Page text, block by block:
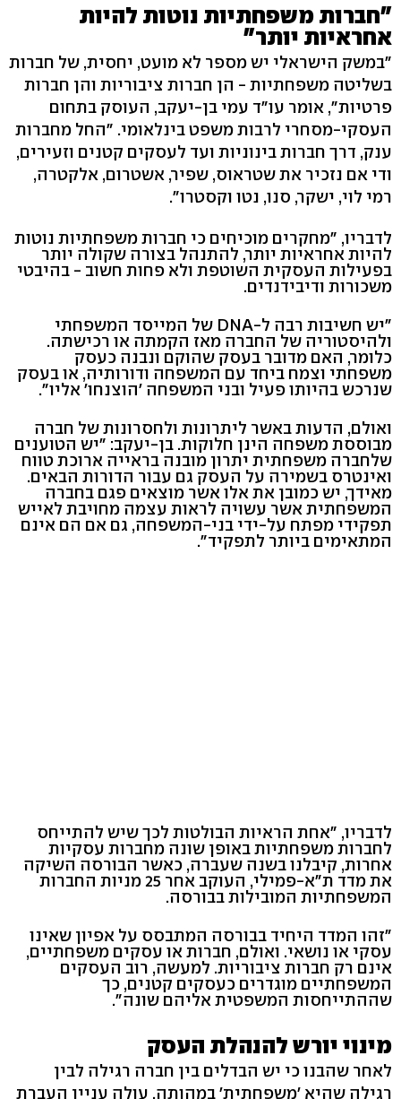
"חברות משפחתיות נוטות להיות
אחראיות יותר"
"במשק הישראלי יש מספר לא מועט, יחסית, של חברות
בשליטה משפחתיות - הן חברות ציבוריות והן חברות
פרטיות", אומר עו"ד עמי בן-יעקב, העוסק בתחום
העסקי-מסחרי לרבות משפט בינלאומי. "החל מחברות
ענק, דרך חברות בינוניות ועד לעסקים קטנים וזעירים,
ודי אם נזכיר את שטראוס, שפיר, אשטרום, אלקטרה,
רמי לוי, ישקר, סנו, נטו וקסטרו".
לדבריו, "מחקרים מוכיחים כי חברות משפחתיות נוטות
להיות אחראיות יותר, להתנהל בצורה שקולה יותר
בפעילות העסקית השוטפת ולא פחות חשוב - בהיבטי
משכורות ודיבידנדים.
"יש חשיבות רבה ל-DNA של המייסד המשפחתי
ולהיסטוריה של החברה מאז הקמתה או רכישתה.
כלומר, האם מדובר בעסק שהוקם ונבנה כעסק
משפחתי וצמח ביחד עם המשפחה ודורותיה, או בעסק
שנרכש בהיותו פעיל ובני המשפחה 'הוצנחו' אליו".
ואולם, הדעות באשר ליתרונות ולחסרונות של חברה
מבוססת משפחה הינן חלוקות. בן-יעקב: "יש הטוענים
שלחברה משפחתית יתרון מובנה בראייה ארוכת טווח
ואינטרס בשמירה על העסק גם עבור הדורות הבאים.
מאידך, יש כמובן את אלו אשר מוצאים פגם בחברה
המשפחתית אשר עשויה לראות עצמה מחויבת לאייש
תפקידי מפתח על-ידי בני-המשפחה, גם אם הם אינם
המתאימים ביותר לתפקיד".
לדבריו, "אחת הראיות הבולטות לכך שיש להתייחס
לחברות משפחתיות באופן שונה מחברות עסקיות
אחרות, קיבלנו בשנה שעברה, כאשר הבורסה השיקה
את מדד ת"א-פמילי, העוקב אחר 25 מניות החברות
המשפחתיות המובילות בבורסה.
"זהו המדד היחיד בבורסה המתבסס על אפיון שאינו
עסקי או נושאי. ואולם, חברות או עסקים משפחתיים,
אינם רק חברות ציבוריות. למעשה, רוב העסקים
המשפחתיים מוגדרים כעסקים קטנים, כך
שההתייחסות המשפטית אליהם שונה".
מינוי יורש להנהלת העסק
לאחר שהבנו כי יש הבדלים בין חברה רגילה לבין
רגילה שהיא 'משפחתית' במהותה, עולה עניין העברת